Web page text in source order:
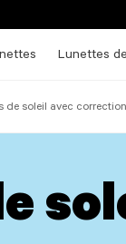
Lunettes
de soleil avec correction